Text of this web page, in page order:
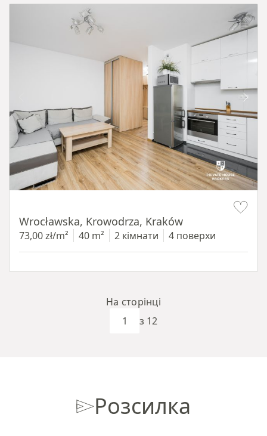
Wrocławska, Krowodrza, Kraków
73,00 zł/m² 40 m² 2 кімнати 4 поверхи
з 12
На сторінці
Розсилка